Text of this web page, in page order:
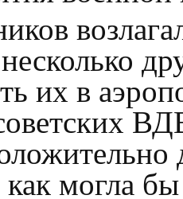
их в
могла